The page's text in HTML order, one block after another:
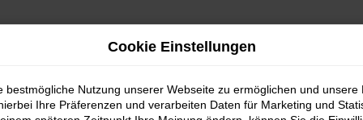
| LIEFERSERVICE NACH
Cookie Einstellungen
bestmögliche Nutzung unserer Webseite zu ermöglichen und unsere
Ihre Präferenzen und verarbeiten Daten für Marketing und